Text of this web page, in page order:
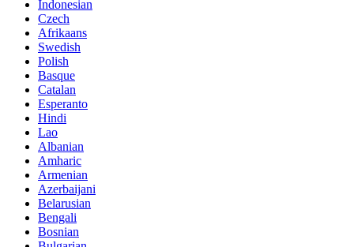
Indonesian
Czech
Afrikaans
Swedish
Polish
Basque
Catalan
Esperanto
Hindi
Lao
Albanian
Amharic
Armenian
Azerbaijani
Belarusian
Bengali
Bosnian